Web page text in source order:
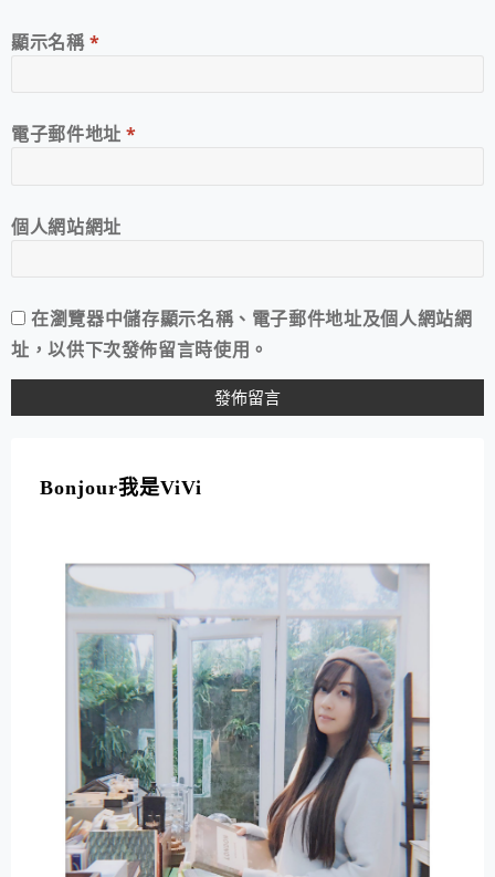
顯示名稱*
電子郵件地址*
個人網站網址
在瀏覽器中儲存顯示名稱、電子郵件地址及個人網站網
址，以供下次發佈留言時使用。
Bonjour我是ViVi